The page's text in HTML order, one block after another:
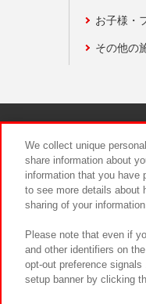
お子様・
その他の
We collect unique
share information about
information that you have
to see more details about
sharing of your
Please note that even if
and other identifiers on
opt-out preference
setup banner by clicking